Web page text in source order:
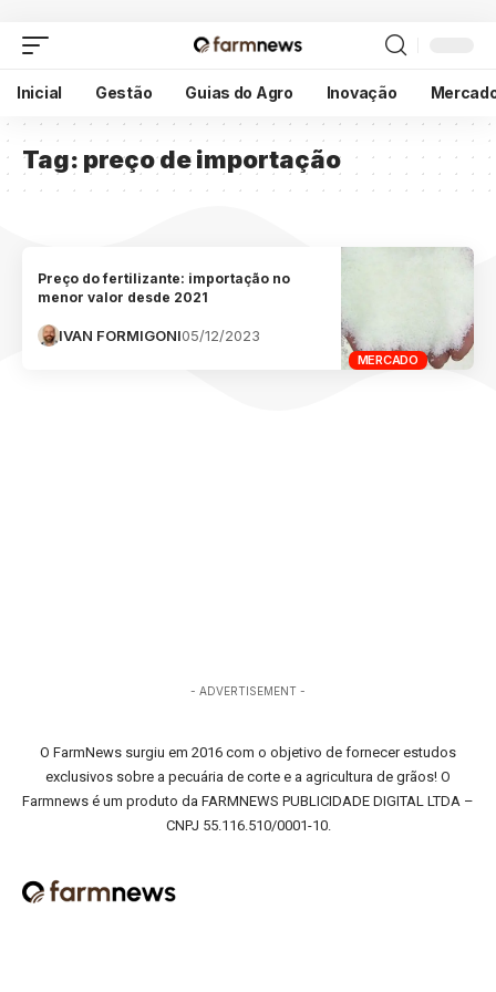
Inicial Gestão Guias do Agro Inovação
Tag: preço de importação
MERCADO
Preço do fertilizante: importação no
menor valor desde 2021
IVAN FORMIGONI05/12/2023
- ADVERTISEMENT -
O FarmNews surgiu em 2016 com o objetivo de fornecer estudos
exclusivos sobre a pecuária de corte e a agricultura de grãos! O
Farmnews é um produto da FARMNEWS PUBLICIDADE DIGITAL LTDA –
CNPJ 55.116.510/0001-10.